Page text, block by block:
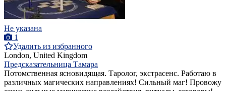
Не указана
1
Удалить из избранного
London, United Kingdom
Предсказательница Тамара
Потомственная ясновидящая. Таролог, экстрасенс. Работаю в
различных магических направлениях! Сильный маг! Провожу